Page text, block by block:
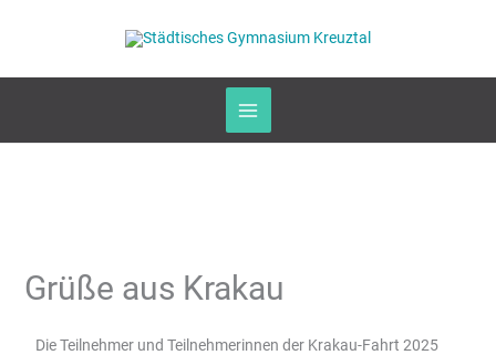
Grüße aus Krakau
Die Teilnehmer und Teilnehmerinnen der Krakau-Fahrt 2025